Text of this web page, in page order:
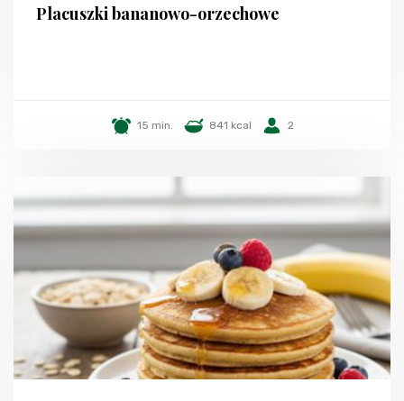
Placuszki bananowo-orzechowe
15 min. 841 kcal 2